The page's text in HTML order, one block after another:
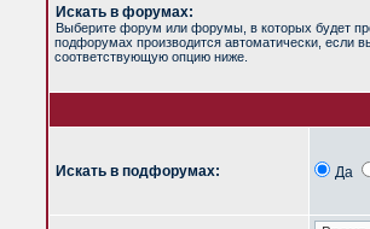
Искать в форумах:
Выберите форум или форумы, в которых будет
подфорумах производится автоматически, если
соответствующую опцию ниже.
Искать в подфорумах: Да